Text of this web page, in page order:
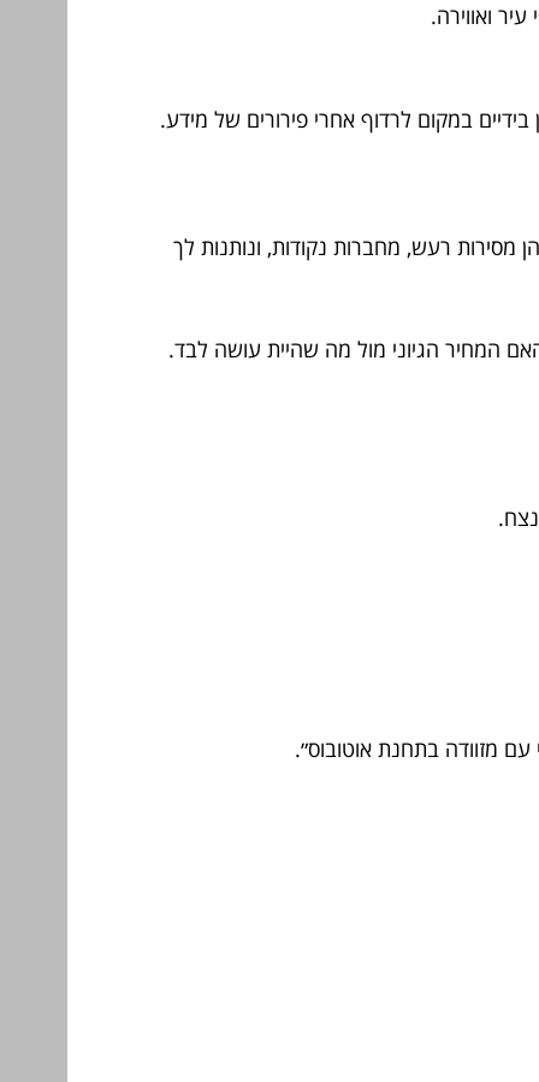
ואווירה.
במקום לרדוף אחרי פירורים של מידע.
רעש, מחברות נקודות, ונותנות לך
המחיר הגיוני מול מה שהיית עושה לבד.
מזוודה בתחנת אוטובוס״.